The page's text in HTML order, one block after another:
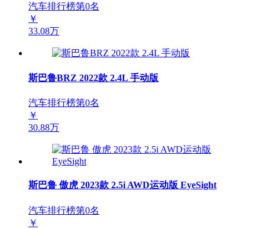
汽车排行榜第0名
￥
33.08万
斯巴鲁BRZ 2022款 2.4L 手动版
汽车排行榜第0名
￥
30.88万
斯巴鲁 傲虎 2023款 2.5i AWD运动版 EyeSight
汽车排行榜第0名
￥